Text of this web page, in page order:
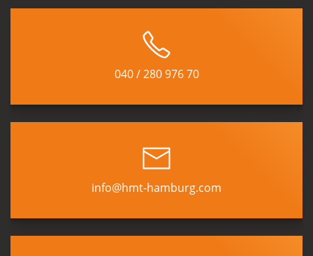
040 / 280 976 70
info@hmt-hamburg.com